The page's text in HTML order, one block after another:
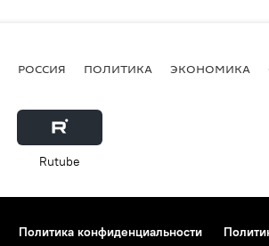
РОССИЯ ПОЛИТИКА ЭКОНОМИКА
Rutube
Политика конфиденциальности